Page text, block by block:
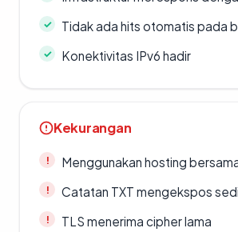
Tidak ada hits otomatis pada
Konektivitas IPv6 hadir
Kekurangan
Menggunakan hosting
Catatan TXT mengekspos
TLS menerima cipher lama